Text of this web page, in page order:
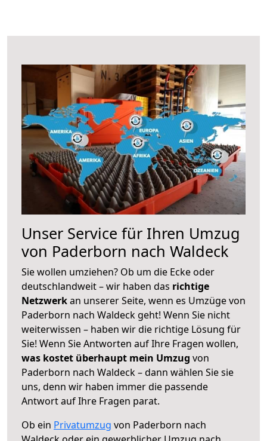
Unser Service für Ihren Umzug
von Paderborn nach Waldeck
Sie wollen umziehen? Ob um die Ecke oder
deutschlandweit – wir haben das richtige
Netzwerkan unserer Seite, wenn es Umzüge von
Paderborn nach Waldeck geht! Wenn Sie nicht
weiterwissen – haben wir die richtige Lösung für
Sie! Wenn Sie Antworten auf Ihre Fragen wollen,
was kostet überhaupt mein Umzug von
Paderborn nach Waldeck – dann wählen Sie sie
uns, denn wir haben immer die passende
Antwort auf Ihre Fragen parat.
Ob ein Privatumzug von Paderborn nach